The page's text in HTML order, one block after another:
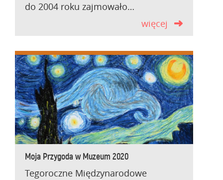
do 2004 roku zajmowało…
więcej
Moja Przygoda w Muzeum 2020
Tegoroczne Międzynarodowe